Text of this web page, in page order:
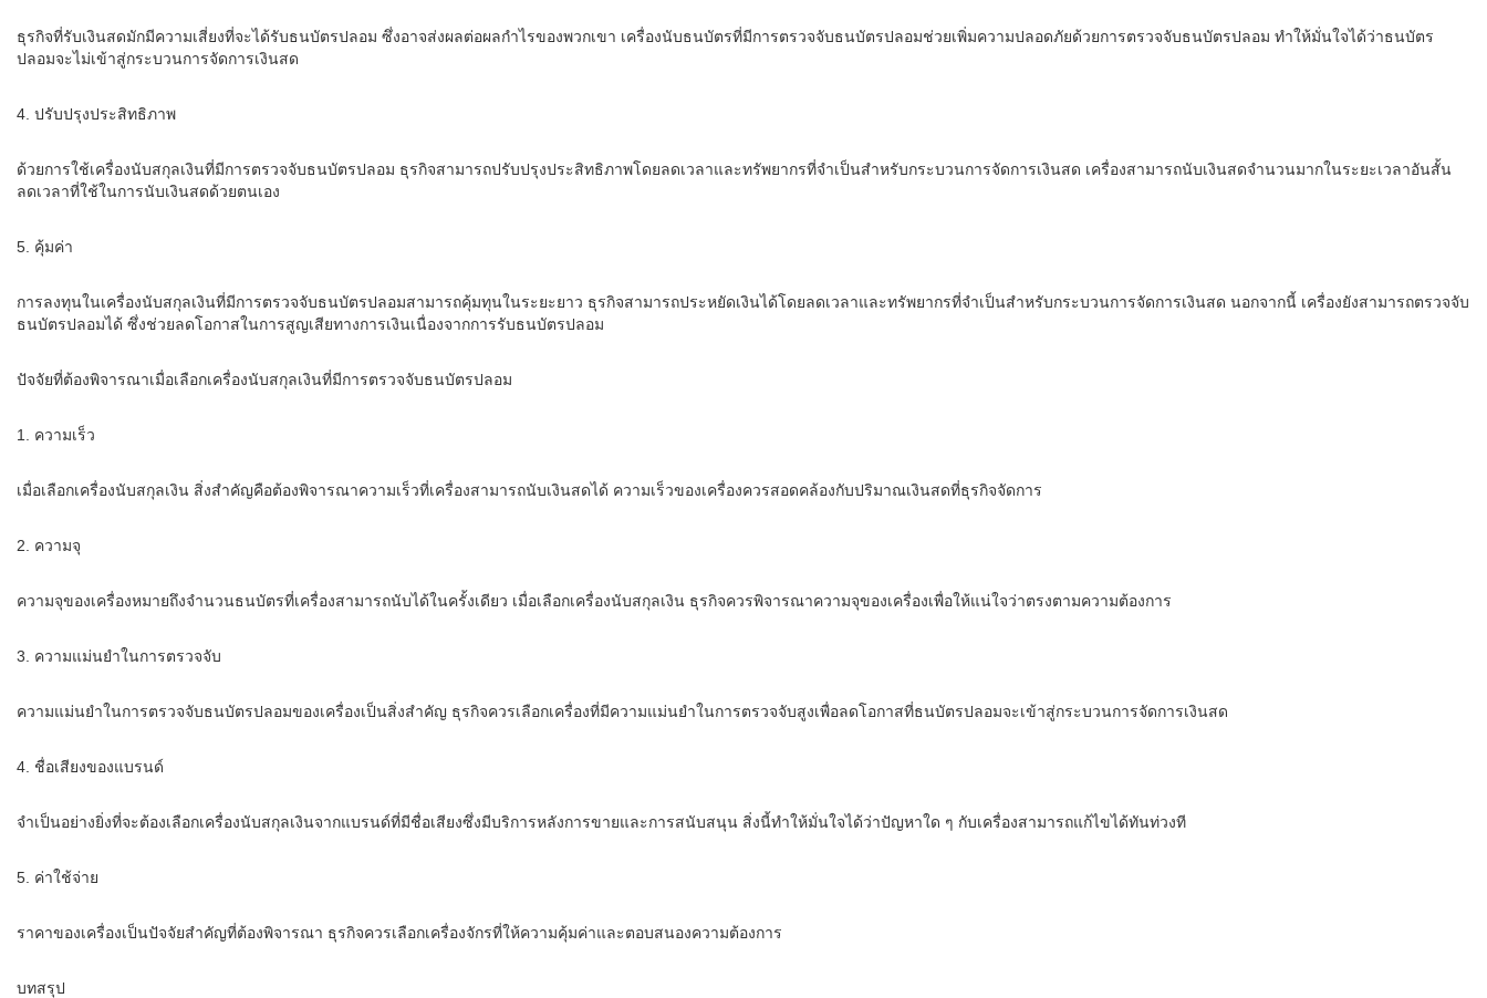
ธุรกิจที่รับเงินสดมักมีความเสี่ยงที่จะได้รับธนบัตรปลอม ซึ่งอาจส่งผลต่อผลกำไรของพวกเขา เครื่องนับธนบัตรที่มีการตรวจจับธนบัตรปลอมช่วยเพิ่มความปลอดภัยด้วยการตรวจจับธนบัตรปลอม ทำให้มั่นใจได้ว่าธนบัตร
ปลอมจะไม่เข้าสู่กระบวนการจัดการเงินสด
4. ปรับปรุงประสิทธิภาพ
ด้วยการใช้เครื่องนับสกุลเงินที่มีการตรวจจับธนบัตรปลอม ธุรกิจสามารถปรับปรุงประสิทธิภาพโดยลดเวลาและทรัพยากรที่จำเป็นสำหรับกระบวนการจัดการเงินสด เครื่องสามารถนับเงินสดจำนวนมากในระยะเวลาอันสั้น
ลดเวลาที่ใช้ในการนับเงินสดด้วยตนเอง
5. คุ้มค่า
การลงทุนในเครื่องนับสกุลเงินที่มีการตรวจจับธนบัตรปลอมสามารถคุ้มทุนในระยะยาว ธุรกิจสามารถประหยัดเงินได้โดยลดเวลาและทรัพยากรที่จำเป็นสำหรับกระบวนการจัดการเงินสด นอกจากนี้ เครื่องยังสามารถตรวจจับ
ธนบัตรปลอมได้ ซึ่งช่วยลดโอกาสในการสูญเสียทางการเงินเนื่องจากการรับธนบัตรปลอม
ปัจจัยที่ต้องพิจารณาเมื่อเลือกเครื่องนับสกุลเงินที่มีการตรวจจับธนบัตรปลอม
1. ความเร็ว
เมื่อเลือกเครื่องนับสกุลเงิน สิ่งสำคัญคือต้องพิจารณาความเร็วที่เครื่องสามารถนับเงินสดได้ ความเร็วของเครื่องควรสอดคล้องกับปริมาณเงินสดที่ธุรกิจจัดการ
2. ความจุ
ความจุของเครื่องหมายถึงจำนวนธนบัตรที่เครื่องสามารถนับได้ในครั้งเดียว เมื่อเลือกเครื่องนับสกุลเงิน ธุรกิจควรพิจารณาความจุของเครื่องเพื่อให้แน่ใจว่าตรงตามความต้องการ
3. ความแม่นยำในการตรวจจับ
ความแม่นยำในการตรวจจับธนบัตรปลอมของเครื่องเป็นสิ่งสำคัญ ธุรกิจควรเลือกเครื่องที่มีความแม่นยำในการตรวจจับสูงเพื่อลดโอกาสที่ธนบัตรปลอมจะเข้าสู่กระบวนการจัดการเงินสด
4. ชื่อเสียงของแบรนด์
จำเป็นอย่างยิ่งที่จะต้องเลือกเครื่องนับสกุลเงินจากแบรนด์ที่มีชื่อเสียงซึ่งมีบริการหลังการขายและการสนับสนุน สิ่งนี้ทำให้มั่นใจได้ว่าปัญหาใด ๆ กับเครื่องสามารถแก้ไขได้ทันท่วงที
5. ค่าใช้จ่าย
ราคาของเครื่องเป็นปัจจัยสำคัญที่ต้องพิจารณา ธุรกิจควรเลือกเครื่องจักรที่ให้ความคุ้มค่าและตอบสนองความต้องการ
บทสรุป